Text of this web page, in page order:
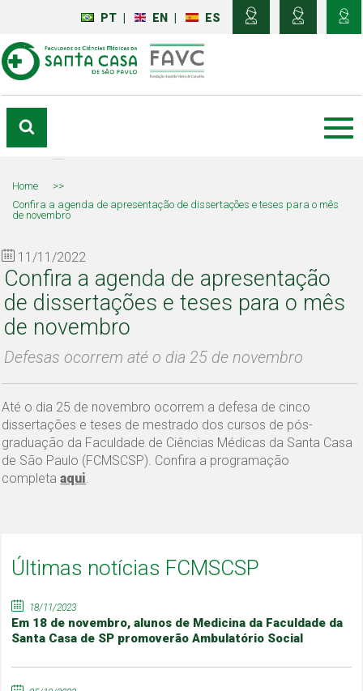
PT EN ES
Home
>>
Confira a agenda de apresentação de dissertações e teses para o mês
de novembro
11/11/2022
Confira a agenda de apresentação
de dissertações e teses para o mês
de novembro
Defesas ocorrem até o dia 25 de novembro
Até o dia 25 de novembro ocorrem a defesa de cinco
dissertações e teses de mestrado dos cursos de pós-
graduação da Faculdade de Ciências Médicas da Santa Casa
de São Paulo (FCMSCSP). Confira a programação
completaaqui.
Últimas notícias FCMSCSP
18/11/2023
Em 18 de novembro, alunos de Medicina da Faculdade da
Santa Casa de SP promoverão Ambulatório Social